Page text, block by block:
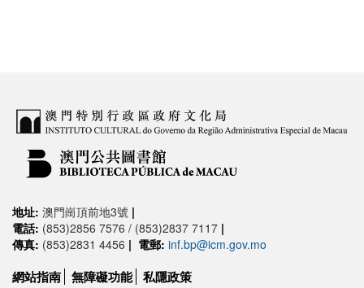
地址: 澳門崗頂前地3號 |
電話: (853)2856 7576 / (853)2837 7117 |
傳真: (853)2831 4456 | 電郵: inf.bp@icm.gov.mo
網站指南 無障礙功能 私隱政策